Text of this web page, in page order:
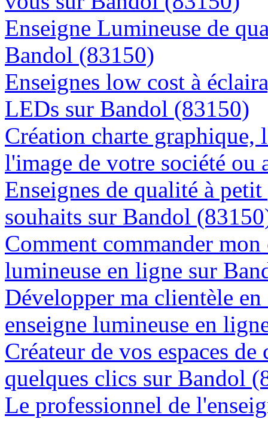
Enseigne Lumineuse de
Bandol (83150)
Enseignes low cost à
LEDs sur Bandol (83150)
Création charte graphique,
l'image de votre société
Enseignes de qualité à
souhaits sur Bandol
Comment commander
lumineuse en ligne sur
Développer ma clientèle
enseigne lumineuse en
Créateur de vos espaces
quelques clics sur Bandol
Le professionnel de